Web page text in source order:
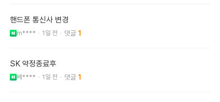
핸드폰 통신사 변경
m**** 1일 전 1
SK 약정종료후
베**** 1일 전 1